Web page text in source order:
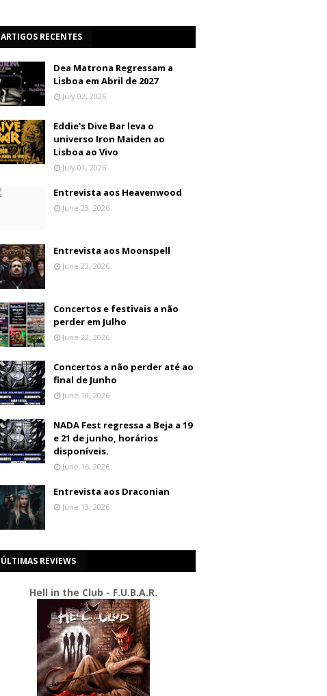
ARTIGOS RECENTES
Dea Matrona Regressam a
Lisboa em Abril de 2027
July 02, 2026
Eddie's Dive Bar leva o
universo Iron Maiden ao
Lisboa ao Vivo
July 01, 2026
Entrevista aos Heavenwood
June 23, 2026
Entrevista aos Moonspell
June 23, 2026
Concertos e festivais a não
perder em Julho
June 22, 2026
Concertos a não perder até ao
final de Junho
June 18, 2026
NADA Fest regressa a Beja a 19
e 21 de junho, horários
disponíveis.
June 16, 2026
Entrevista aos Draconian
June 13, 2026
ÚLTIMAS REVIEWS
Hell in the Club - F.U.B.A.R.